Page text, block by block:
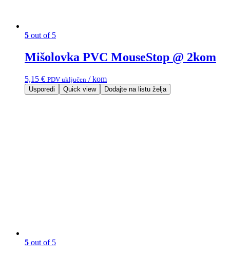
5 out of 5
Mišolovka PVC MouseStop @ 2kom
5,15 € PDV uključen / kom
Usporedi Quick view Dodajte na listu želja
5 out of 5